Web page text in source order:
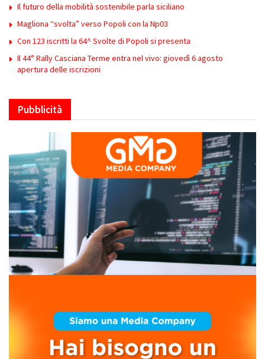
Il futuro della mobilità sostenibile parla siciliano
Magliona “svolta” verso Popoli con la Np03
Con 123 iscritti la 64^ Svolte di Popoli si presenta
Il 44° Rally Casciana Terme entra nel vivo: giovedì 6 agosto
apertura delle iscrizioni
Pubblicità